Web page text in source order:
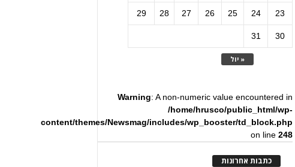
« יול
23
24
25
26
27
28
29
30
31
Warning: A non-numeric value encountered in
/home/hrusco/public_html/wp-
content/themes/Newsmag/includes/wp_booster/td_block.php
on line248
כתבות אחרונות